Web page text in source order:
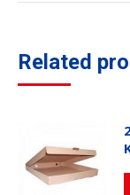
Related